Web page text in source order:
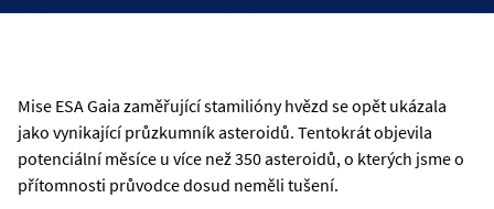
Mise ESA Gaia zaměřující stamilióny hvězd se opět ukázala
jako vynikající průzkumník asteroidů. Tentokrát objevila
potenciální měsíce u více než 350 asteroidů, o kterých jsme o
přítomnosti průvodce dosud neměli tušení.